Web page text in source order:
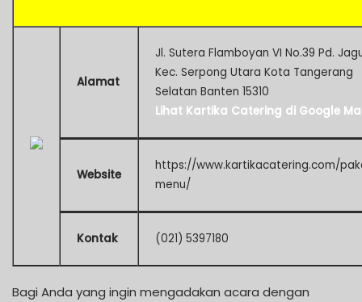
Alamat
Jl. Sutera Flamboyan VI No.39 Pd.
Kec. Serpong Utara Kota Tangerang
Selatan Banten 15310
Lihat Kartika Catering di Google
Website
https://www.kartikacatering.com/
menu/
Kontak (021) 5397180
Bagi Anda yang ingin mengadakan acara dengan